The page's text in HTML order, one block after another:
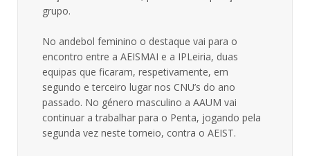
grupo.
No andebol feminino o destaque vai para o
encontro entre a AEISMAI e a IPLeiria, duas
equipas que ficaram, respetivamente, em
segundo e terceiro lugar nos CNU’s do ano
passado. No género masculino a AAUM vai
continuar a trabalhar para o Penta, jogando pela
segunda vez neste torneio, contra o AEIST.